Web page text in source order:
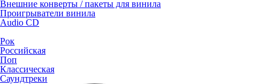
Внешние конверты / пакеты для винила
Проигрыватели винила
Audio CD
Рок
Российская
Поп
Классическая
Саундтреки